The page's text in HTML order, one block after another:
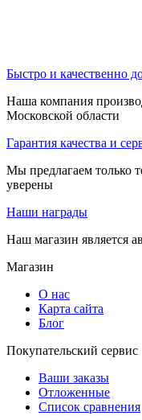
Быстро и качественно
Наша компания
Московской области
Гарантия качества и
Мы предлагаем только
уверены
Наши награды
Наш магазин является
Магазин
О нас
Карта сайта
Блог
Покупательский сервис
Ваши заказы
Отложенные
Список сравнения